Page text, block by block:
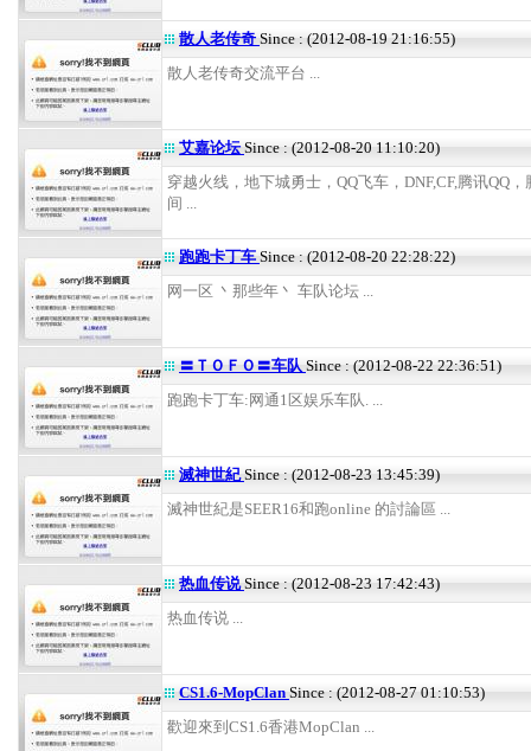
散人老传奇Since : (2012-08-19 21:16:55)
散人老传奇交流平台 ...
艾嘉论坛Since : (2012-08-20 11:10:20)
穿越火线，地下城勇士，QQ飞车，DNF,CF,腾讯QQ，
间 ...
跑跑卡丁车Since : (2012-08-20 22:28:22)
网一区 丶那些年丶 车队论坛 ...
〓ＴＯＦＯ〓车队 Since : (2012-08-22 22:36:51)
跑跑卡丁车:网通1区娱乐车队. ...
滅神世紀Since : (2012-08-23 13:45:39)
滅神世紀是SEER16和跑online 的討論區 ...
热血传说Since : (2012-08-23 17:42:43)
热血传说 ...
CS1.6-MopClan Since : (2012-08-27 01:10:53)
歡迎來到CS1.6香港MopClan ...